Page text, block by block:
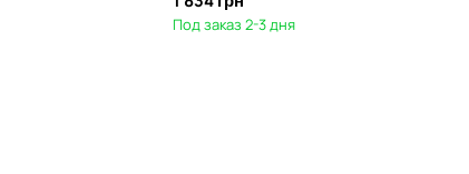
Под заказ 2-3 дня